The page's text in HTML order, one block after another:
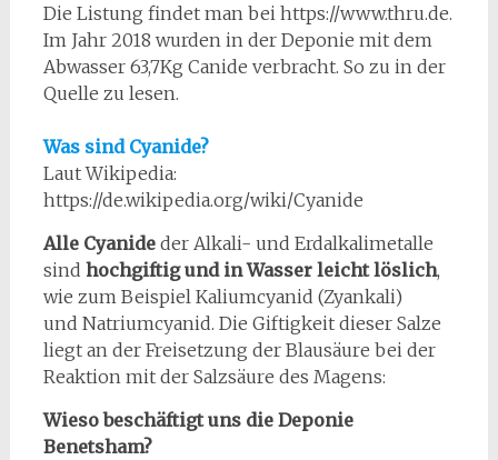
Die Listung findet man bei https://www.thru.de.
Im Jahr 2018 wurden in der Deponie mit dem
Abwasser 63,7Kg Canide verbracht. So zu in der
Quelle zu lesen.
Was sind Cyanide?
Laut Wikipedia:
https://de.wikipedia.org/wiki/Cyanide
Alle Cyanideder Alkali- und Erdalkalimetalle
sind hochgiftig und in Wasser leicht löslich,
wie zum Beispiel Kaliumcyanid (Zyankali)
und Natriumcyanid. Die Giftigkeit dieser Salze
liegt an der Freisetzung der Blausäure bei der
Reaktion mit der Salzsäure des Magens:
Wieso beschäftigt uns die Deponie
Benetsham?